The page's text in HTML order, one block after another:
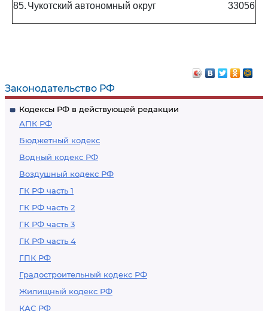
Законодательство РФ
Кодексы РФ в действующей редакции
АПК РФ
Бюджетный кодекс
Водный кодекс РФ
Воздушный кодекс РФ
ГК РФ часть 1
ГК РФ часть 2
ГК РФ часть 3
ГК РФ часть 4
ГПК РФ
Градостроительный кодекс РФ
Жилищный кодекс РФ
КАС РФ
85. Чукотский автономный округ 33056